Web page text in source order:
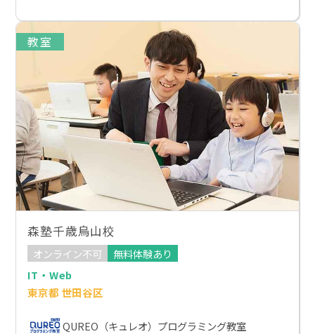
教室
森塾千歳烏山校
オンライン不可
無料体験あり
IT・Web
東京都 世田谷区
QUREO（キュレオ）プログラミング教室